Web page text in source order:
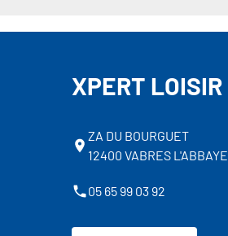
XPERT LOISIR
ZA DU BOURGUET
12400 VABRES L'ABBAYE
05 65 99 03 92